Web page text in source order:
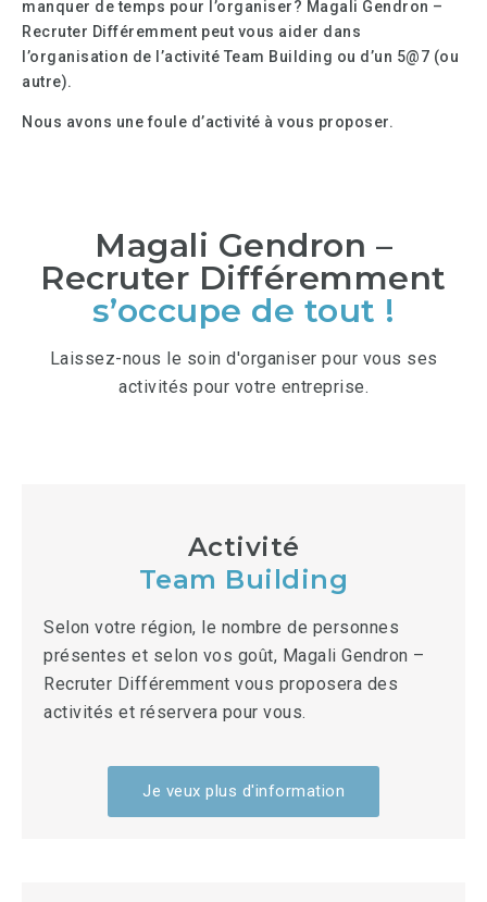
manquer de temps pour l’organiser? Magali Gendron –
Recruter Différemment peut vous aider dans
l’organisation de l’activité Team Building ou d’un 5@7 (ou
autre).
Nous avons une foule d’activité à vous proposer.
Magali Gendron –
Recruter Différemment
s’occupe de tout !
Laissez-nous le soin d'organiser pour vous ses
activités pour votre entreprise.
Activité
Team Building
Selon votre région, le nombre de personnes
présentes et selon vos goût, Magali Gendron –
Recruter Différemment vous proposera des
activités et réservera pour vous.
Je veux plus d'information